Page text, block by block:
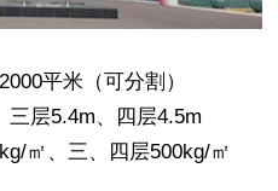
平米（可分割）
三层5.4m、四层4.5m
㎡、三、四层500kg/㎡